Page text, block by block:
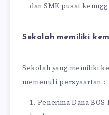
dan SMK pusat
Sekolah memiliki
Sekolah yang memiliki
memenuhi persyaartan :
Penerima Dana